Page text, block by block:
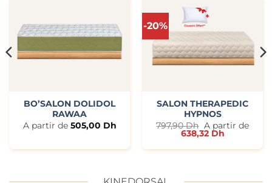
BO’SALON DOLIDOL
RAWAA
A partir de 505,00 Dh
-20%
SALON THERAPEDIC
HYPNOS
797,90Dh A partir de
638,32 Dh